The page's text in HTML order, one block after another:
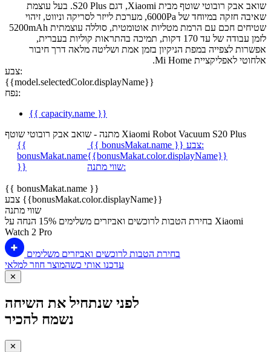
שואב אבק רובוטי שוטף מבית Xiaomi, דגם S20 Plus. בעל עוצמת
שאיבה חזקה במיוחד של 6000Pa, מערכת לייזר לסריקה וניווט, זיהוי
שטיחים חכם עם הרמת מטליות אוטומטית, סוללה עוצמתית 5200mAh
לזמן עבודה של עד 170 דקות, תמיכה בהתראות קוליות בעברית,
אפשרות לצפייה במפת הניקיון בזמן אמת ושליטה מלאה דרך חיבור
אלחוטי לאפליקציית Mi Home.
צבע:
{{model.selectedColor.displayName}}
נפח:
{{ capacity.name }}
מתנה - שואב אבק רובוטי שוטף Xiaomi Robot Vacuum S20 Plus
{{
bonusMakat.name
}}
{{ bonusMakat.name }}
צבע:
{{bonusMakat.color.displayName}}
שווי מתנה:
{{ bonusMakat.name }}
צבע {{bonusMakat.color.displayName}}
שווי מתנה
בחירת הטבות לרוכשים ואביזרים משלימים
15% הנחה על Xiaomi
Watch 2 Pro
בחירת הטבות לרוכשים ואביזרים משלימים
עדכנו אותי כשהמוצר חוזר למלאי
✕
לפני שנתחיל את השיחה
נשמח להכיר
✕